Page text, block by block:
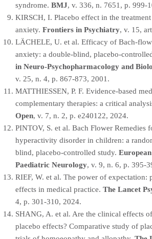
syndrome. BMJ, v. 336, n. 7651, p. 999-
KIRSCH, I. Placebo effect in the
anxiety. Frontiers in Psychiatry, v. 15,
LÄCHELE, U. et al. Efficacy of Bach-
anxiety: a double-blind, placebo-
in Neuro-Psychopharmacology and
v. 25, n. 4, p. 867-873, 2001.
MATTHIESSEN, P. F. Evidence-based
complementary therapies: a critical
Open, v. 7, n. 2, p. e240122, 2024.
PINTOV, S. et al. Bach Flower Remedies
hyperactivity disorder in children: a
blind, placebo-controlled study.
Paediatric Neurology, v. 9, n. 6, p. 395-
RIEF, W. et al. The power of expectation:
effects in medical practice. The Lancet
4, p. 301-310, 2024.
SHANG, A. et al. Are the clinical effects
placebo effects? Comparative study of